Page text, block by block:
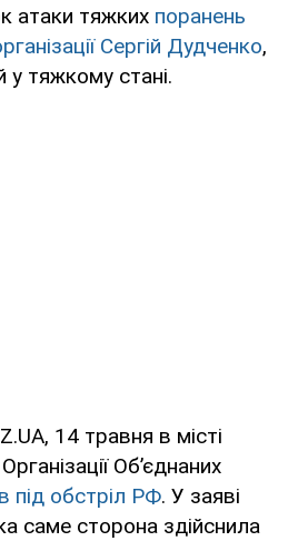
атаки тяжких поранень
Сергій Дудченко,
у тяжкому стані.
14 травня в місті
Об’єднаних
під обстріл РФ. У заяві
саме сторона здійснила